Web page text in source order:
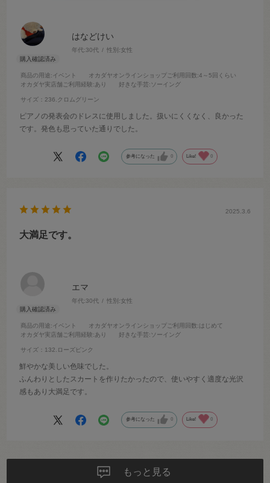
はなどけい
年代:30代 性別:女性
商品の用途:イベント オカダヤオンラインショップご利用回数:4～5回くらい
オカダヤ実店舗ご利用経験:あり 好きな手芸:ソーイング
サイズ：236.クロムグリーン
ピアノの発表会のドレスに使用しました。扱いにくくなく、良かった
です。発色も思っていた通りでした。
参考になった 0 Like! 0
エマ
年代:30代 性別:女性
商品の用途:イベント オカダヤオンラインショップご利用回数:はじめて
オカダヤ実店舗ご利用経験:あり 好きな手芸:ソーイング
サイズ：132.ローズピンク
2025.3.6
大満足です。
鮮やかな美しい色味でした。
ふんわりとしたスカートを作りたかったので、使いやすく適度な光沢
感もあり大満足です。
参考になった 0 Like! 0
もっと見る